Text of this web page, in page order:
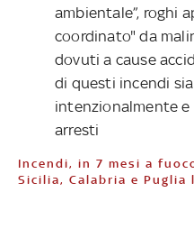
ambientale”, roghi
coordinato" da
dovuti a cause
di questi incendi
intenzionalmente
arresti
Incendi, in 7 mesi a fuoco oltre 30mila ettari.
Sicilia, Calabria e Puglia